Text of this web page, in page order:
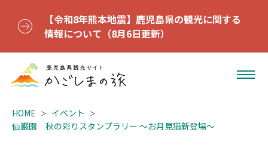
【令和8年熊本地震】鹿児島県の観光に関する
情報について（8月6日更新）
HOME
イベント
仙巌園 秋の彩りスタンプラリー 〜お月見猫新登場〜